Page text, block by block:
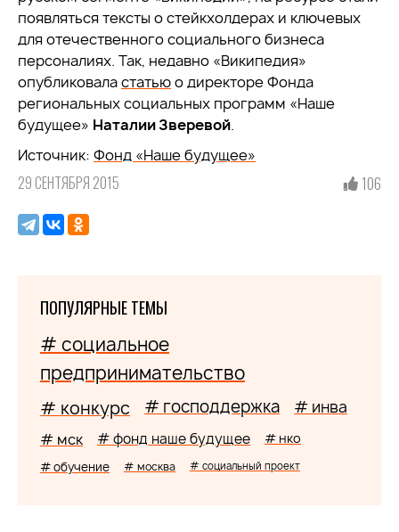
появляться тексты о стейкхолдерах и ключевых
для отечественного социального бизнеса
персоналиях. Так, недавно «Википедия»
опубликоваластатьюо директоре Фонда
региональных социальных программ «Наше
будущее» Наталии Зверевой.
Источник: Фонд «Наше будущее»
29 СЕНТЯБРЯ 2015 106
ПОПУЛЯРНЫЕ ТЕМЫ
# социальное
предпринимательство
# конкурс # господдержка # инва
# мск # фонд наше будущее # нко
# обучение # москва # социальный проект